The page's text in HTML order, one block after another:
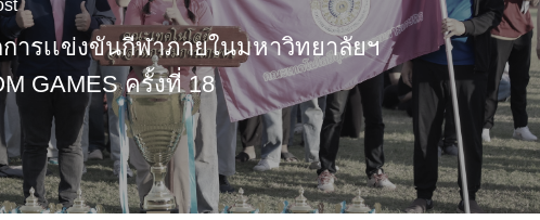
ารเเข่งขันกีฬาภายในมหาวิทยาลัยฯ
GAMES ครั้งที่ 18